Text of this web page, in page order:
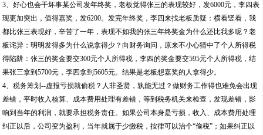
3、好心也会干坏事某公司发年终奖，老板觉得张三的表现较好，发6000元，李四表
现更加突出，值得嘉奖，发6200。发完年终奖，李四来找老板质疑：横看竖看，我
都比张三表现好，辛苦了一年，表现不如我的张三年终奖金为什么还比我多呢？老
板诧异：明明发得多为什么说拿得少？向财务询问，原来不小心猜中了个人所得税
得陷阱：张三的奖金要交300元个人所得税，李四的奖金要交595元个人所得税，结
果张三拿到5700元，李四拿到5605元。结果是老板想嘉奖的人拿得少。
4、税务筹划--虚报亏损就偷税？人非圣贤，孰能无过？做财务工作得也难免会出现
差错，平时收入核算、成本费用处理有差错，等到税务机关来检查，发现差错，影
响到当年的利润，就要承担税务责任。如果公司本身是亏损，收入、成本费用处理
纠正以后，公司变为盈利，当年就属于少缴税，按律可以治个“偷税”；如果纠正以